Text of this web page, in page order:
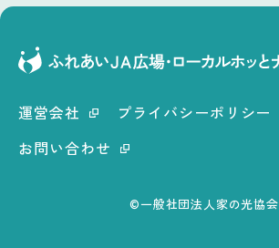
運営会社
プライバシーポリシー
お問い合わせ
©一般社団法人家の光協会